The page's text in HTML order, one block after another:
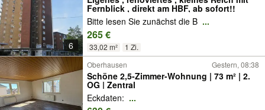
6
Fernblick , direkt am HBF, ab sofort!!
Bitte lesen Sie zunächst die B ...
265 €
33,02 m² 1 Zi.
Oberhausen Gestern, 08:38
Schöne 2,5-Zimmer-Wohnung | 73 m² | 2.
OG | Zentral
Eckdaten: ...